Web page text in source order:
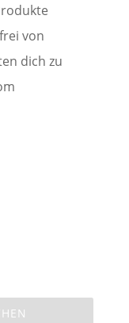
von
dich zu